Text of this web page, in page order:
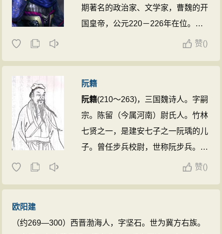
弘农集》。 ...
期著名的政治家、文学家，曹魏的开
国皇帝，公元220－226年在位。他
在位期间，平定边患。击退鲜卑，和
幼好文学，于诗、赋、文学皆有成
就，尤擅长于五言诗，与其父曹操和
弟曹植，并称三曹，今存《魏文帝
集》二卷。另外， 曹丕 著有《典
论》，当中的《论文》是中国文学史
上第一部有系统的文学批评专论作
赞()
阮籍
阮籍(210～263)，三国魏诗人。字嗣
宗。陈留（今属河南）尉氏人。竹林
七贤之一，是建安七子之一阮瑀的儿
子。曾任步兵校尉，世称阮步兵。崇
奉老庄之学，政治上则采谨慎避祸的
赞()
欧阳建
（约269—300）西晋渤海人，字坚石。世为冀方右族。